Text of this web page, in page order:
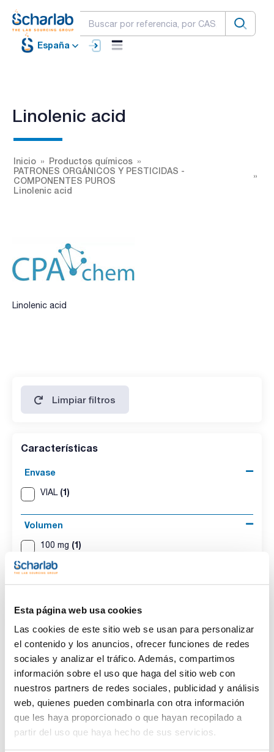
Esta página web usa cookies
Las cookies de este sitio web se usan para personalizar
el contenido y los anuncios, ofrecer funciones de redes
sociales y analizar el tráfico. Además, compartimos
información sobre el uso que haga del sitio web con
nuestros partners de redes sociales, publicidad y análisis
web, quienes pueden combinarla con otra información
que les haya proporcionado o que hayan recopilado a
partir del uso que haya hecho de sus servicios.
España
Linolenic acid
Inicio
Productos químicos
PATRONES ORGÁNICOS Y PESTICIDAS -
COMPONENTES PUROS
Linolenic acid
Linolenic acid
Limpiar filtros
Características
Envase
VIAL (1)
Volumen
100 mg (1)
Envase
VIAL
Volumen
100 mg
CAS
[463-40-1]
Referencia
SB30160100
x 0,109 mL
Comprar
Disponibilidad
Ver stock